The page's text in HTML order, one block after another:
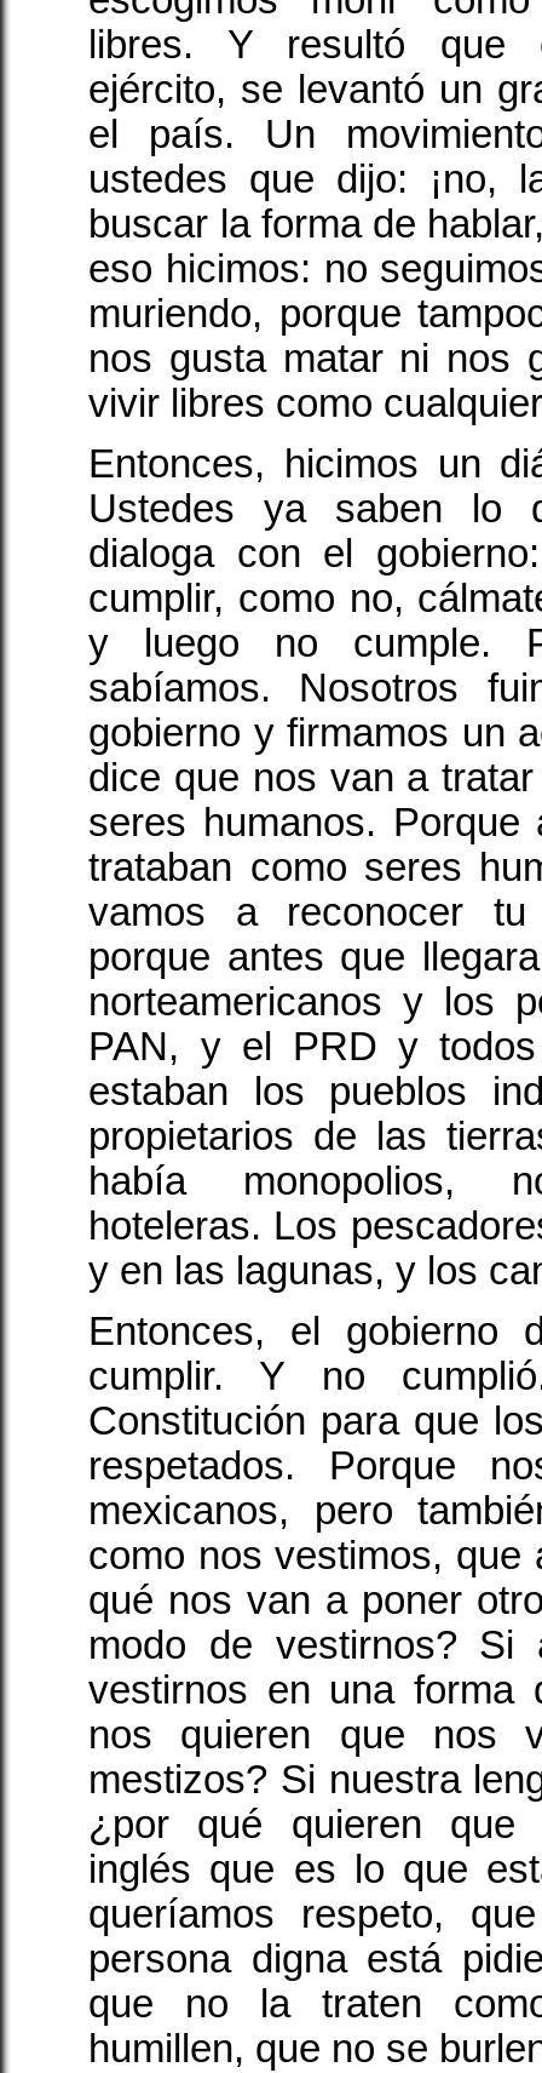
libres. Y resultó que
ejército, se levantó un
el país. Un
ustedes que dijo: ¡no,
buscar la forma de
eso hicimos: no
muriendo, porque
nos gusta matar ni nos
vivir libres como
Entonces, hicimos un
Ustedes ya saben lo
dialoga con el
cumplir, como no,
y luego no cumple.
sabíamos. Nosotros
gobierno y firmamos un
dice que nos van a
seres humanos.
trataban como seres
vamos a reconocer
porque antes que
norteamericanos y los
PAN, y el PRD y
estaban los pueblos
propietarios de las
había monopolios,
hoteleras. Los
y en las lagunas, y los
Entonces, el gobierno
cumplir. Y no
Constitución para que
respetados. Porque
mexicanos, pero
como nos vestimos,
qué nos van a poner
modo de vestirnos? Si
vestirnos en una forma
nos quieren que nos
mestizos? Si nuestra
¿por qué quieren que
inglés que es lo que
queríamos respeto,
persona digna está
que no la traten
humillen, que no se